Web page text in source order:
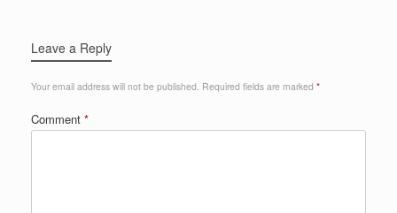
Leave a Reply
Your email address will not be published. Required fields are marked *
Comment *